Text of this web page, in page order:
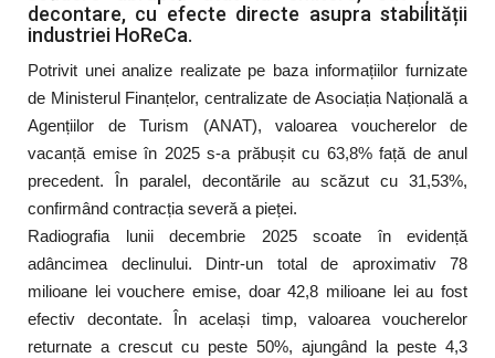
decontare, cu efecte directe asupra stabilității
industriei HoReCa.
Potrivit unei analize realizate pe baza informațiilor furnizate
de Ministerul Finanțelor, centralizate de Asociația Națională a
Agențiilor de Turism (ANAT), valoarea voucherelor de
vacanță emise în 2025 s-a prăbușit cu 63,8% față de anul
precedent. În paralel, decontările au scăzut cu 31,53%,
confirmând contracția severă a pieței.
Radiografia lunii decembrie 2025 scoate în evidență
adâncimea declinului. Dintr-un total de aproximativ 78
milioane lei vouchere emise, doar 42,8 milioane lei au fost
efectiv decontate. În același timp, valoarea voucherelor
returnate a crescut cu peste 50%, ajungând la peste 4,3